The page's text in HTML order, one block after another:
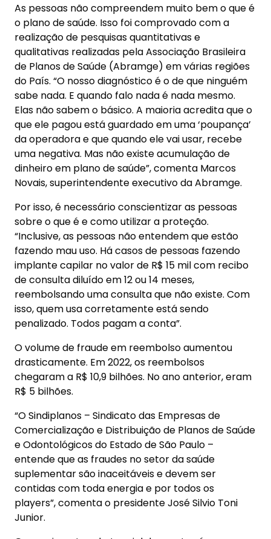
As pessoas não compreendem muito bem o que é
o plano de saúde. Isso foi comprovado com a
realização de pesquisas quantitativas e
qualitativas realizadas pela Associação Brasileira
de Planos de Saúde (Abramge) em várias regiões
do País. “O nosso diagnóstico é o de que ninguém
sabe nada. E quando falo nada é nada mesmo.
Elas não sabem o básico. A maioria acredita que o
que ele pagou está guardado em uma ‘poupança’
da operadora e que quando ele vai usar, recebe
uma negativa. Mas não existe acumulação de
dinheiro em plano de saúde”, comenta Marcos
Novais, superintendente executivo da Abramge.
Por isso, é necessário conscientizar as pessoas
sobre o que é e como utilizar a proteção.
“Inclusive, as pessoas não entendem que estão
fazendo mau uso. Há casos de pessoas fazendo
implante capilar no valor de R$ 15 mil com recibo
de consulta diluído em 12 ou 14 meses,
reembolsando uma consulta que não existe. Com
isso, quem usa corretamente está sendo
penalizado. Todos pagam a conta”.
O volume de fraude em reembolso aumentou
drasticamente. Em 2022, os reembolsos
chegaram a R$ 10,9 bilhões. No ano anterior, eram
R$ 5 bilhões.
“O Sindiplanos – Sindicato das Empresas de
Comercialização e Distribuição de Planos de Saúde
e Odontológicos do Estado de São Paulo –
entende que as fraudes no setor da saúde
suplementar são inaceitáveis e devem ser
contidas com toda energia e por todos os
players”, comenta o presidente José Silvio Toni
Junior.